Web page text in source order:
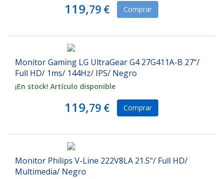
119,79 € Comprar
Monitor Gaming LG UltraGear G4 27G411A-B 27"/
Full HD/ 1ms/ 144Hz/ IPS/ Negro
¡En stock! Artículo disponible
119,79 € Comprar
Monitor Philips V-Line 222V8LA 21.5"/ Full HD/
Multimedia/ Negro